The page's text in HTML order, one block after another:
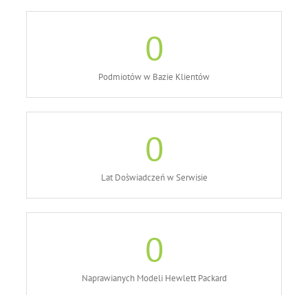
0
Podmiotów w Bazie Klientów
0
Lat Doświadczeń w Serwisie
0
Naprawianych Modeli Hewlett Packard